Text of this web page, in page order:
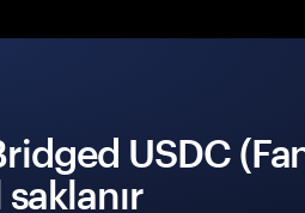
USDC